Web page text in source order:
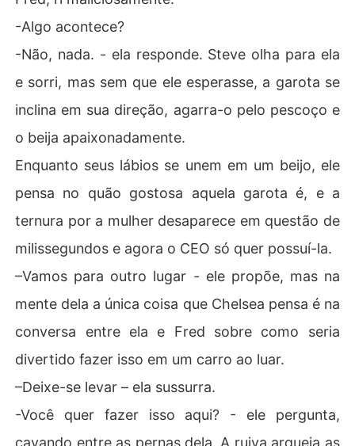
-Algo acontece?
-Não, nada. - ela responde. Steve olha para ela
e sorri, mas sem que ele esperasse, a garota se
inclina em sua direção, agarra-o pelo pescoço e
o beija apaixonadamente.
Enquanto seus lábios se unem em um beijo, ele
pensa no quão gostosa aquela garota é, e a
ternura por a mulher desaparece em questão de
milissegundos e agora o CEO só quer possuí-la.
–Vamos para outro lugar - ele propõe, mas na
mente dela a única coisa que Chelsea pensa é na
conversa entre ela e Fred sobre como seria
divertido fazer isso em um carro ao luar.
–Deixe-se levar – ela sussurra.
-Você quer fazer isso aqui? - ele pergunta,
cavando entre as pernas dela. A ruiva arqueia as